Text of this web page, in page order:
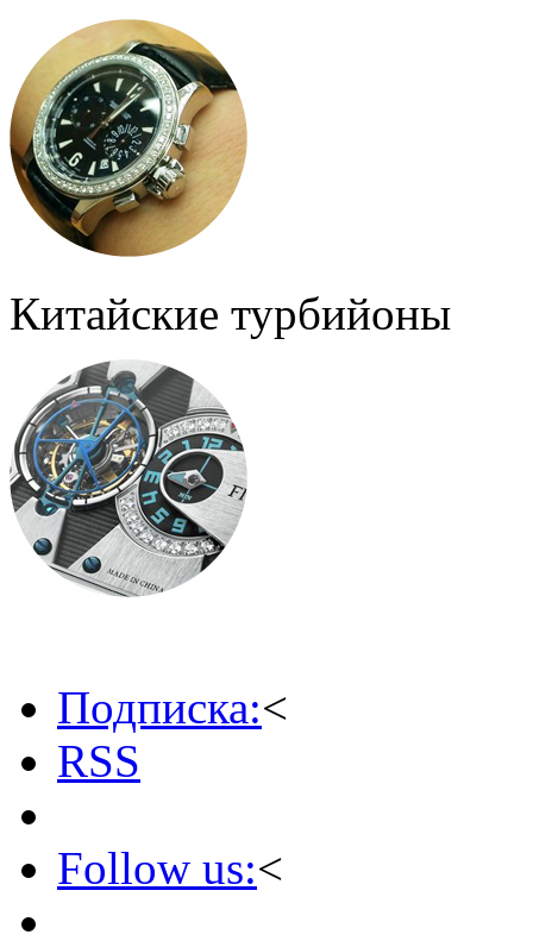
Китайские турбийоны
Подписка:<
RSS
Follow us:<